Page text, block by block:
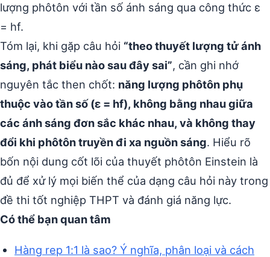
lượng phôtôn với tần số ánh sáng qua công thức ε
= hf.
Tóm lại, khi gặp câu hỏi “theo thuyết lượng tử ánh
sáng, phát biểu nào sau đây sai”, cần ghi nhớ
nguyên tắc then chốt: năng lượng phôtôn phụ
thuộc vào tần số (ε = hf), không bằng nhau giữa
các ánh sáng đơn sắc khác nhau, và không thay
đổi khi phôtôn truyền đi xa nguồn sáng. Hiểu rõ
bốn nội dung cốt lõi của thuyết phôtôn Einstein là
đủ để xử lý mọi biến thể của dạng câu hỏi này trong
đề thi tốt nghiệp THPT và đánh giá năng lực.
Có thể bạn quan tâm
Hàng rep 1:1 là sao? Ý nghĩa, phân loại và cách